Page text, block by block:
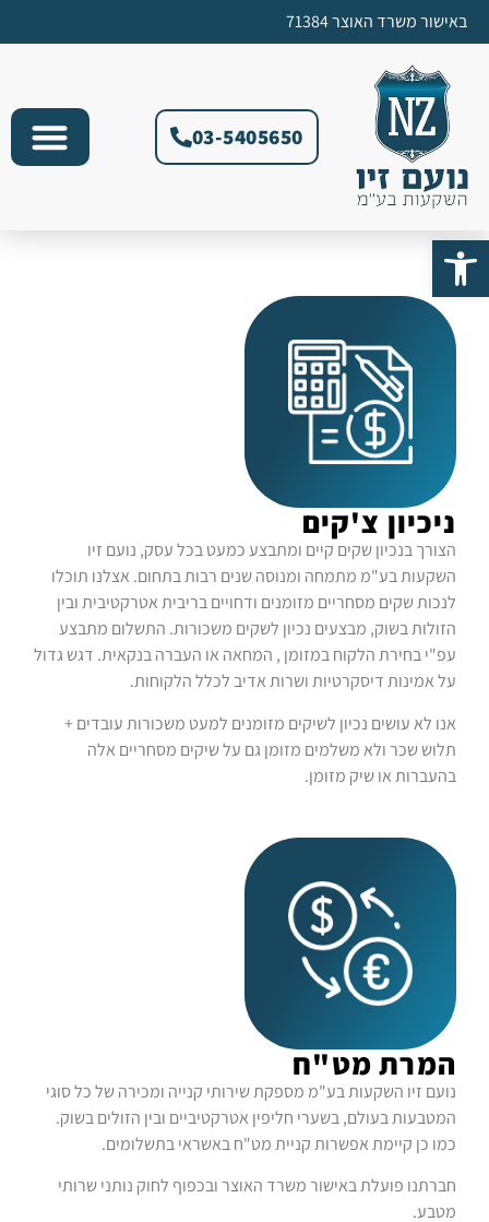
פתח סרגל נגישות
באישור משרד האוצר 71384​
03-5405650
ניכיון צ'קים
הצורך בנכיון שקים קיים ומתבצע כמעט בכל עסק, נועם זיו
השקעות בע"מ מתמחה ומנוסה שנים רבות בתחום. אצלנו תוכלו
לנכות שקים מסחריים מזומנים ודחויים בריבית אטרקטיבית ובין
הזולות בשוק, מבצעים נכיון לשקים משכורות. התשלום מתבצע
עפ"י בחירת הלקוח במזומן , המחאה או העברה בנקאית. דגש גדול
על אמינות דיסקרטיות ושרות אדיב לכלל הלקוחות.
אנו לא עושים נכיון לשיקים מזומנים למעט משכורות עובדים +
תלוש שכר ולא משלמים מזומן גם על שיקים מסחריים אלה
בהעברות או שיק מזומן.
המרת מט"ח
נועם זיו השקעות בע"מ מספקת שירותי קנייה ומכירה של כל סוגי
המטבעות בעולם, בשערי חליפין אטרקטיביים ובין הזולים בשוק.
כמו כן קיימת אפשרות קניית מט"ח באשראי בתשלומים.
חברתנו פועלת באישור משרד האוצר ובכפוף לחוק נותני שרותי
מטבע.